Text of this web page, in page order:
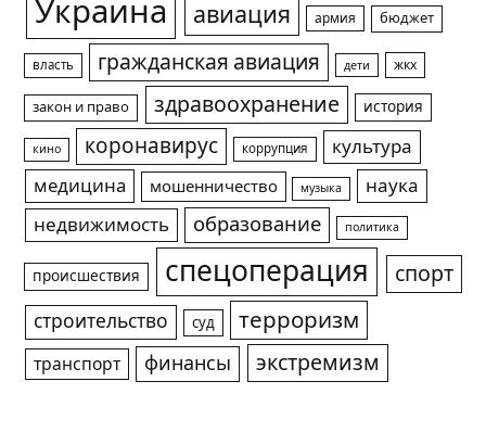
Украина авиация армия бюджет
власть гражданская авиация дети жкх
закон и право здравоохранение история
кино коронавирус коррупция
культура
медицина
мошенничество музыка
наука
недвижимость
образование политика
происшествия спецоперация спорт
строительство суд терроризм
транспорт финансы экстремизм